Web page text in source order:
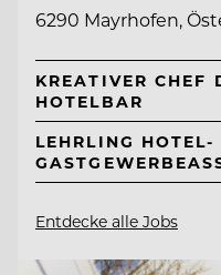
6290 Mayrhofen,
KREATIVER CHEF
HOTELBAR
LEHRLING HOTEL-
Entdecke alle Jobs